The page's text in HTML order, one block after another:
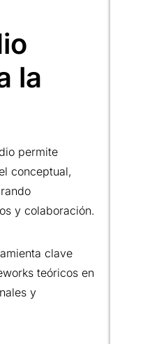
la
permite
conceptual,
y colaboración.
clave
teóricos en
y